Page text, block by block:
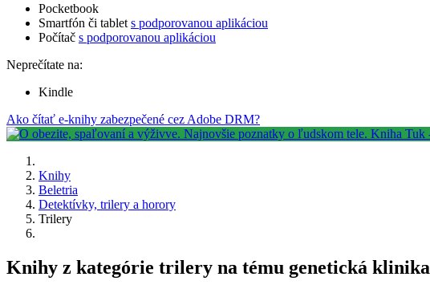
Pocketbook
Smartfón či tablet s podporovanou aplikáciou
Počítač s podporovanou aplikáciou
Neprečítate na:
Kindle
Ako čítať e-knihy zabezpečené cez Adobe DRM?
Knihy
Beletria
Detektívky, trilery a horory
Trilery
Knihy z kategórie trilery na tému genetická klinika